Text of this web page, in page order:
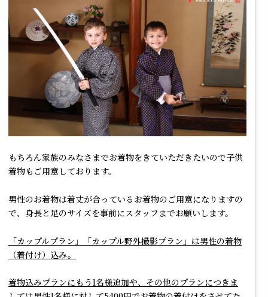
もちろん家族のみなさまでお着物をきていただきたいので子供
着物もご用意しております。
男性のお着物は着丈が合っているお着物のご用意になりますの
で、身長と足のサイズを事前にスタッフまでお願いします。
「カップルプラン」「カップル野外撮影プラン」は男性の着物
（着付け）込み。
着物込みプランにもう1名様追加や、その他のプランにつきま